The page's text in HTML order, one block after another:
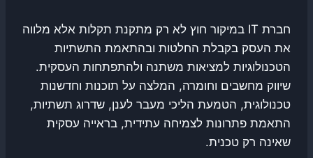
חברת IT במיקור חוץ לא רק מתקנת תקלות אלא מלווה
את העסק בקבלת החלטות ובהתאמת התשתיות
הטכנולוגיות למציאות משתנה ולהתפתחות העסקית.
שיווק מחשבים וחומרה, המלצה על תוכנות וחדשנות
טכנולוגית, הטמעת הליכי מעבר לענן, שדרוג תשתיות,
התאמת פתרונות לצמיחה עתידית, בראייה עסקית
שאינה רק טכנית.